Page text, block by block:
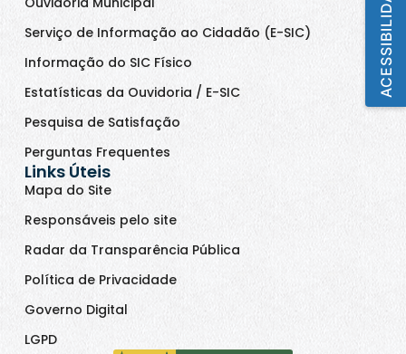
Serviço de Informação ao Cidadão (E-SIC)
Informação do SIC Físico
Estatísticas da Ouvidoria / E-SIC
Pesquisa de Satisfação
Perguntas Frequentes
Links Úteis
Mapa do Site
Responsáveis pelo site
Radar da Transparência Pública
Política de Privacidade
Governo Digital
LGPD
ACESSIBILIDADE